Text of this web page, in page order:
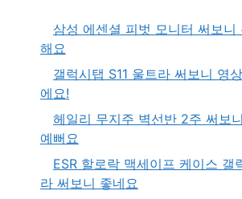
삼성 에센셜 피벗 모니터 써보니
해요
갤럭시탭 S11 울트라 써보니 영
에요!
헤일리 무지주 벽선반 2주 써보
예뻐요
ESR 할로락 맥세이프 케이스 갤
라 써보니 좋네요